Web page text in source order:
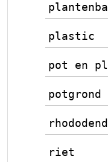
plastic
pot en
potgrond
riet